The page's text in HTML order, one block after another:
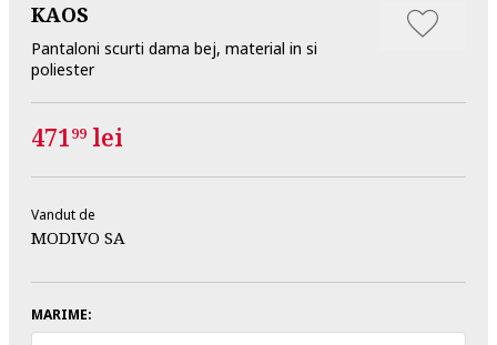
KAOS
Pantaloni scurti dama bej, material in si
poliester
47199 lei
Vandut de
MODIVO SA
MARIME: